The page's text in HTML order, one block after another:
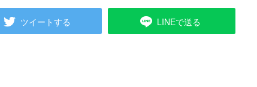
ツイートする LINEで送る